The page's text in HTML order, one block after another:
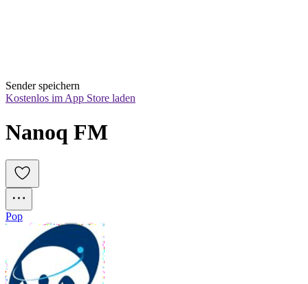
Sender speichern
Kostenlos im App Store laden
Nanoq FM
Pop